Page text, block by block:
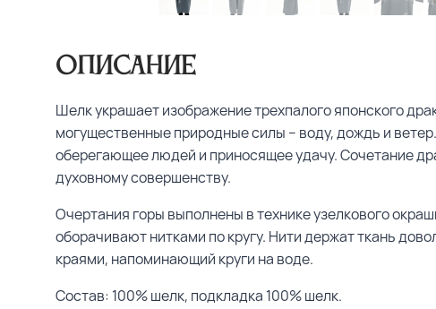
Описание
Шелк украшает изображение трехпалого японского
могущественные природные силы – воду, дождь и
оберегающее людей и приносящее удачу. Сочетание
духовному совершенству.
Очертания горы выполнены в технике узелкового
оборачивают нитками по кругу. Нити держат ткань
краями, напоминающий круги на воде.
Состав: 100% шелк, подкладка 100% шелк.